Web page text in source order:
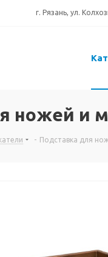
г. Рязань, ул.
ножей и
- Подставка для